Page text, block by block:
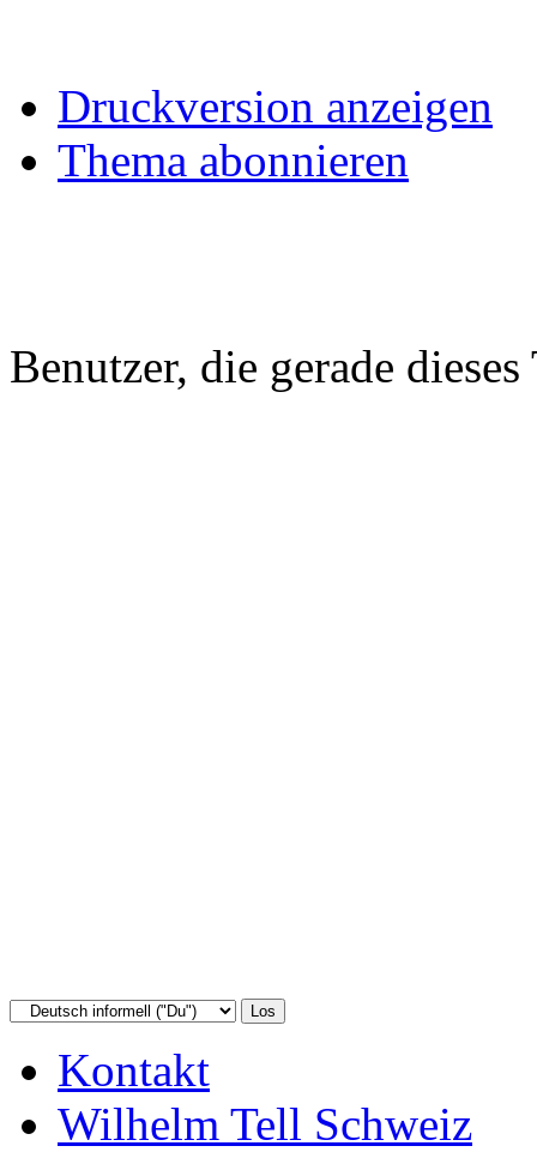
Druckversion anzeigen
Thema abonnieren
Benutzer, die gerade
Kontakt
Wilhelm Tell Schweiz